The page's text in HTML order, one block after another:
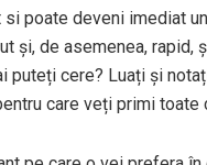
poate deveni imediat
și, de asemenea, rapid,
cere? Luați și
care veți primi toate